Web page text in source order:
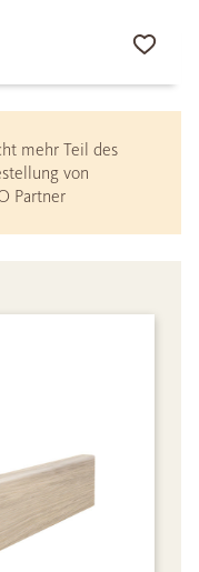
mehr Teil des
von
Partner